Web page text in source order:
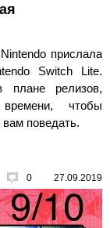
прислала
Switch Lite.
плане релизов,
чтобы
поведать.
0 27.09.2019